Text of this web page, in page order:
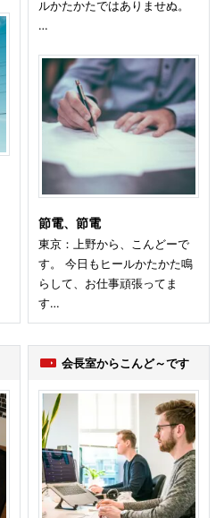
ルかたかたではありませぬ。
…
節電、節電
東京：上野から、こんどーで
す。 今日もヒールかたかた鳴
らして、お仕事頑張ってま
す…
会長室からこんど～です